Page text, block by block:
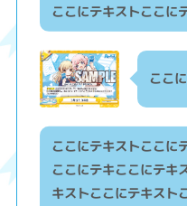
ここにテキストここに
ここ
ここにテキストここに
ここにテキここにテキ
キストここにテキスト